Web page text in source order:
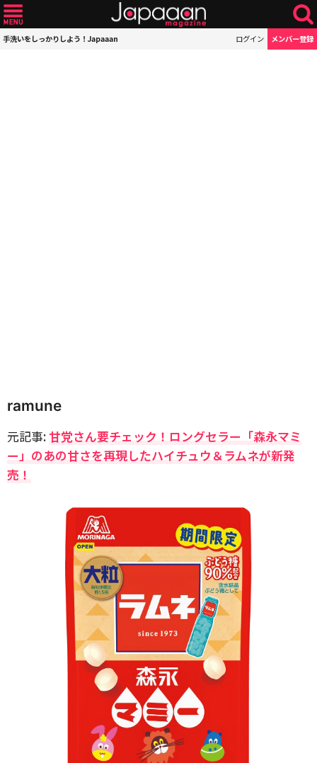
手洗いをしっかりしよう！Japaaan ログイン メンバー登録
ramune
元記事: 甘党さん要チェック！ロングセラー「森永マミ
ー」のあの甘さを再現したハイチュウ＆ラムネが新発
売！